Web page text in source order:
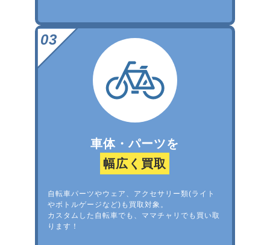
車体・パーツを
幅広く買取
自転車パーツやウェア、アクセサリー類(ライト
やボトルゲージなど)も買取対象。
カスタムした自転車でも、ママチャリでも買い取
ります！